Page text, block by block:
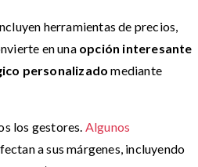
herramientas de precios,
en una opción interesante
personalizado mediante
los gestores. Algunos
a sus márgenes, incluyendo